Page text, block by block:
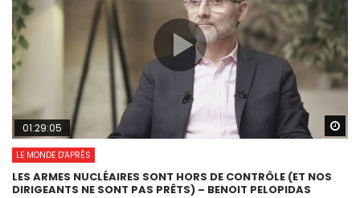
01:29:05
LE MONDE D'APRÈS
LES ARMES NUCLÉAIRES SONT HORS DE CONTRÔLE (ET NOS
DIRIGEANTS NE SONT PAS PRÊTS) – BENOIT PELOPIDAS